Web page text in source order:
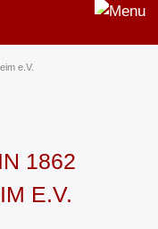
e.V.
1862
E.V.